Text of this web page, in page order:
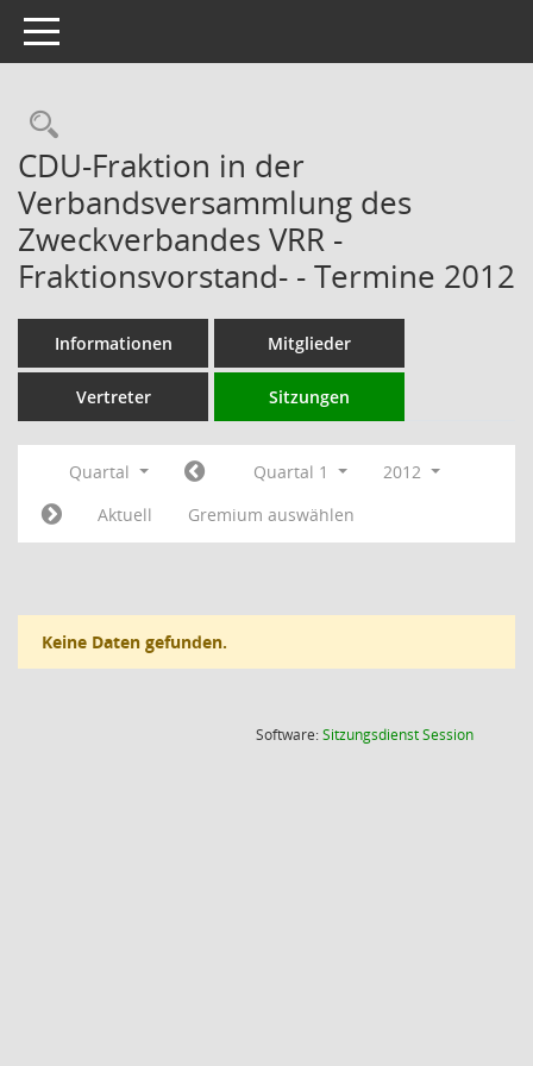
Toggle navigation
Rechercheauswahl
CDU-Fraktion in der
Verbandsversammlung des
Zweckverbandes VRR -
Fraktionsvorstand- - Termine 2012
Informationen Mitglieder
Vertreter Sitzungen
Quartal Quartal 1
2012
Aktuell
Gremium auswählen
Keine Daten gefunden.
Software:SitzungsdienstSession(Wird in